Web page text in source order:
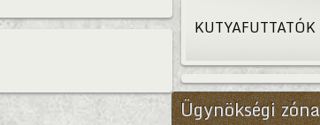
KUTYAFUTTATÓK
Ügynökségi zóna